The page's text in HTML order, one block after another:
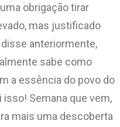
obrigação tirar
mas justificado
anteriormente,
sabe como
a essência do povo do
isso! Semana que vem,
mais uma descoberta